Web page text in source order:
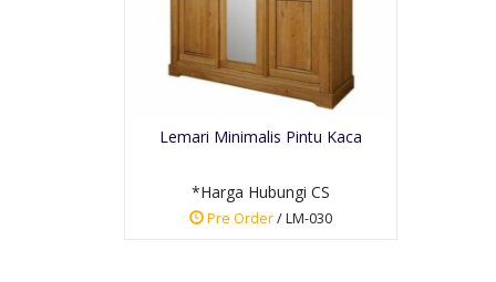
Lemari Minimalis Pintu Kaca
*Harga Hubungi CS
Pre Order/ LM-030
Kursi Bar Sandaran
Pendek Jati